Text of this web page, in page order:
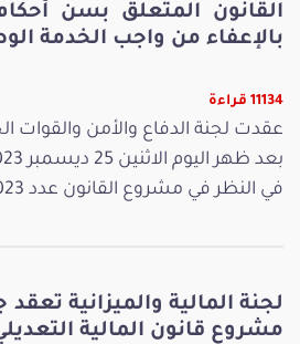
القانون المتعلق بسن
بالإعفاء من واجب الخدمة
11134 قراءة
عقدت لجنة الدفاع والأمن والقوات
في النظر في مشروع القانون عدد 40/2023 المتع...
لجنة المالية والميزانية
مشروع قانون المالية التعديلي